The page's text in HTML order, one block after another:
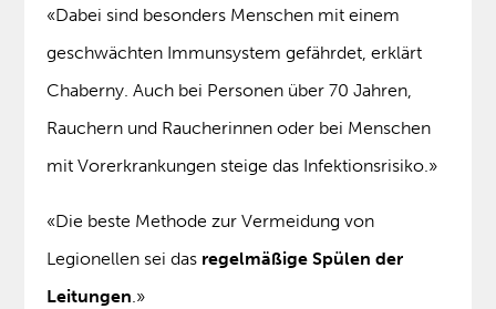
«Dabei sind besonders Menschen mit einem
geschwächten Immunsystem gefährdet, erklärt
Chaberny. Auch bei Personen über 70 Jahren,
Rauchern und Raucherinnen oder bei Menschen
mit Vorerkrankungen steige das Infektionsrisiko.»
«Die beste Methode zur Vermeidung von
Legionellen sei das regelmäßige Spülen der
Leitungen.»